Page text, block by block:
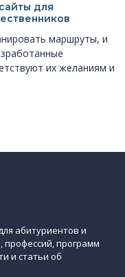
для
маршруты, и
их желаниям и
абитуриентов и
профессий, программ
и статьи об